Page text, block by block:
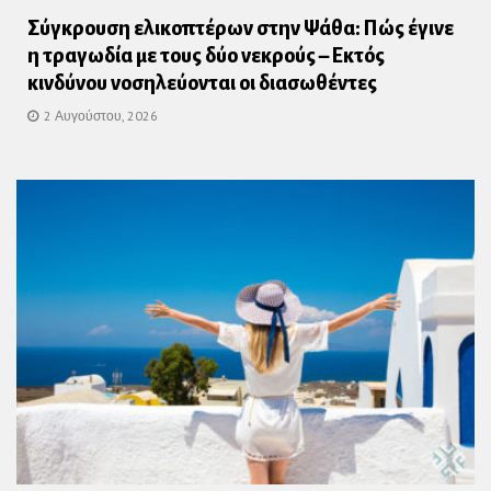
Σύγκρουση ελικοπτέρων στην Ψάθα: Πώς έγινε
η τραγωδία με τους δύο νεκρούς – Εκτός
κινδύνου νοσηλεύονται οι διασωθέντες
2 Αυγούστου, 2026